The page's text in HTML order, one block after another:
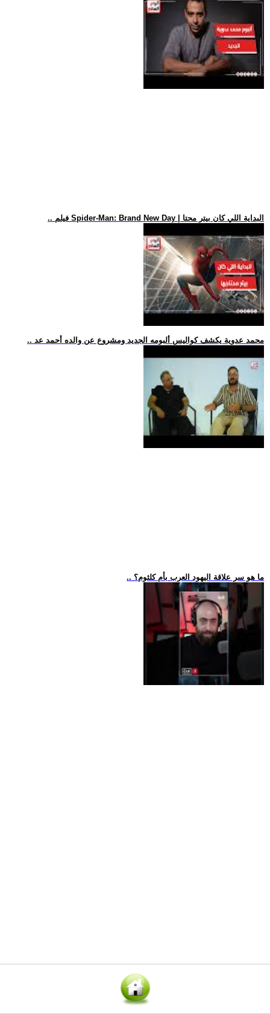
.. فيلم Spider-Man: Brand New Day | البداية اللي كان بيتر محتا
.. محمد عدوية يكشف كواليس ألبومه الجديد ومشروع عن والده أحمد عد
.. ما هو سر علاقة اليهود العرب بأم كلثوم؟